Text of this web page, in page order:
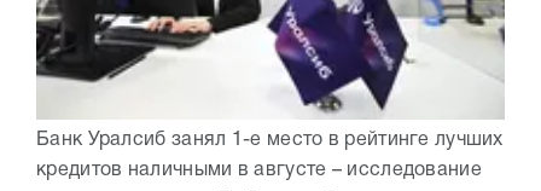
Банк Уралсиб занял 1-е место в рейтинге лучших
кредитов наличными в августе – исследование